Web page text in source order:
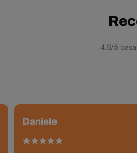
4,6/5
Daniele